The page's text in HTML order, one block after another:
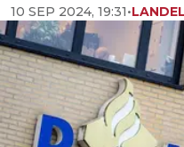
10 SEP 2024, 19:31•